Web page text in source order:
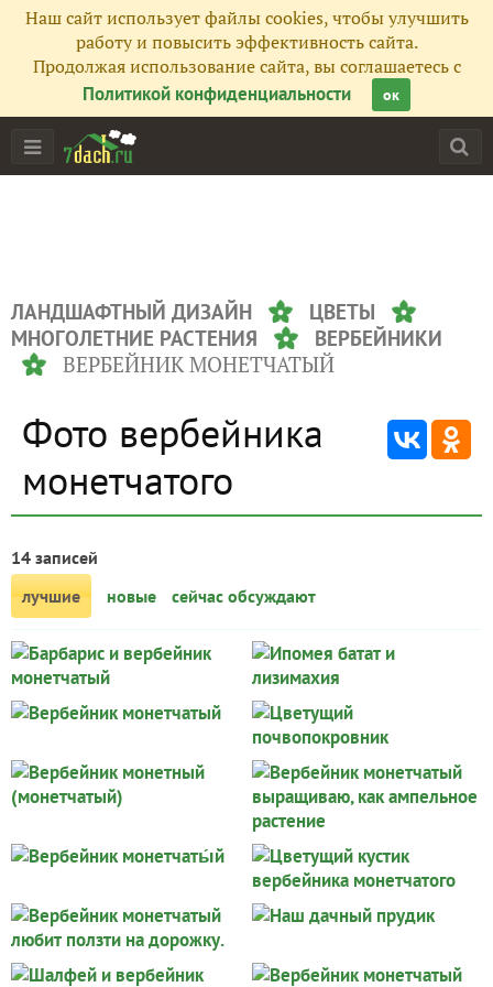
Наш сайт использует файлы cookies, чтобы улучшить
работу и повысить эффективность сайта.
Продолжая использование сайта, вы соглашаетесь с
Политикой конфиденциальности
ок
ЛАНДШАФТНЫЙ ДИЗАЙН
ЦВЕТЫ
МНОГОЛЕТНИЕ РАСТЕНИЯ
ВЕРБЕЙНИКИ
ВЕРБЕЙНИК МОНЕТЧАТЫЙ
Фото вербейника
монетчатого
14 записей
лучшие
новые сейчас обсуждают
вербейник
монетчатый
Наталья Трахан
рассада
лизимахия
Влада
Вербейник
Цветущий
монетный
(монетчатый)
Татьяна
монетчатый
ампельное растение
Нина Литвинович
Вербейник
монетчаты́й
Lena342
вербейника
Нина Литвинович